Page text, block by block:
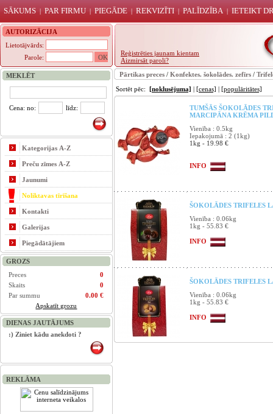
SĀKUMS | PAR FIRMU| PIEGĀDE | REKVIZĪTI | PALĪDZĪBA | IETEIKT
AUTORIZĀCIJA
Lietotājvārds:
Parole:
Reģistrēties jaunam kientam
Aizmirsāt paroli?
MEKLĒT
Cena: no: līdz:
Kategorijas A-Z
Preču zīmes A-Z
Jaunumi
Noliktavas tīrīšana
Kontakti
Galerijas
Piegādātājiem
GROZS
Preces
0
Skaits
0
Par summu
0.00 €
Apskatīt grozu
DIENAS JAUTĀJUMS
:) Ziniet kādu anekdoti ?
REKLĀMA
Pārtikas preces / Konfektes. šokolādes. zefīrs /
Sortēt pēc: [noklusējuma] | [cenas] | [populāritātes]
TUMŠĀS ŠOKOLĀDES
MARCIPĀNA KRĒMA
Vienība : 0.5kg
Iepakojumā : 2 (1kg)
1kg - 19.98 €
INFO
ŠOKOLĀDES TRIFELES
Vienība : 0.06kg
1kg - 55.83 €
INFO
ŠOKOLĀDES TRIFELES
Vienība : 0.06kg
1kg - 55.83 €
INFO